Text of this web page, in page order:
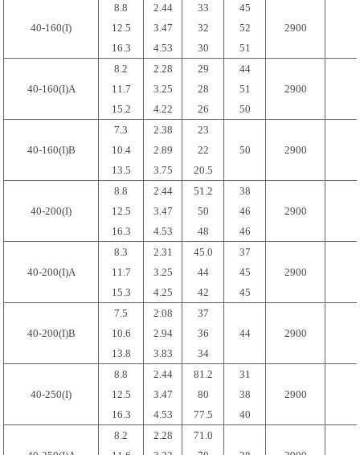
40-160(I)
8.8
12.5
16.3
2.44
3.47
4.53
33
32
30
45
52
51
2900
40-160(I)A
8.2
11.7
15.2
2.28
3.25
4.22
29
28
26
44
51
50
2900
40-160(I)B
7.3
10.4
13.5
2.38
2.89
3.75
23
22
20.5
50 2900
40-200(I)
8.8
12.5
16.3
2.44
3.47
4.53
51.2
50
48
38
46
46
2900
40-200(I)A
8.3
11.7
15.3
2.31
3.25
4.25
45.0
44
42
37
45
45
2900
40-200(I)B
7.5
10.6
13.8
2.08
2.94
3.83
37
36
34
44 2900
40-250(I)
8.8
12.5
16.3
2.44
3.47
4.53
81.2
80
77.5
31
38
40
2900
8.2
2.28
71.0